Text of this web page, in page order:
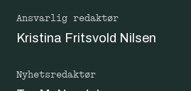
Ansvarlig redaktør
Kristina Fritsvold Nilsen
Nyhetsredaktør